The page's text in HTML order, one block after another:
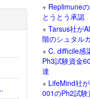
+ Replimune
とうとう承認
+ Tarsus社が
階のシュタル
+ C. difficile感
Ph3試験資金
達
+ LifeMind社
001のPh2試